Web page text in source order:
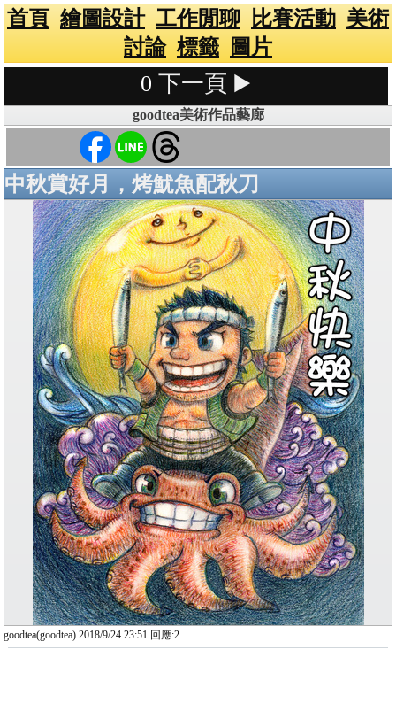
首頁 繪圖設計 工作閒聊 比賽活動 美術
討論 標籤 圖片
0 下一頁 ▶️
goodtea美術作品藝廊
中秋賞好月，烤魷魚配秋刀
goodtea(goodtea) 2018/9/24 23:51 回應:2